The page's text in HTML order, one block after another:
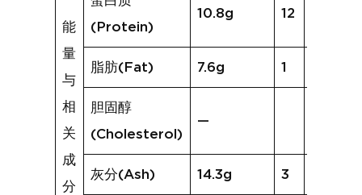
能
量
与
相
关
成
分
(Protein)
10.8g 12
脂肪(Fat) 7.6g 1
胆固醇
(Cholesterol)
—
灰分(Ash) 14.3g 3